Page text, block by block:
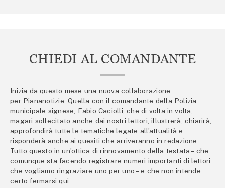
CHIEDI AL COMANDANTE
Inizia da questo mese una nuova collaborazione
per Piananotizie. Quella con il comandante della Polizia
municipale signese, Fabio Caciolli, che di volta in volta,
magari sollecitato anche dai nostri lettori, illustrerà, chiarirà,
approfondirà tutte le tematiche legate all’attualità e
risponderà anche ai quesiti che arriveranno in redazione.
Tutto questo in un’ottica di rinnovamento della testata – che
comunque sta facendo registrare numeri importanti di lettori
che vogliamo ringraziare uno per uno – e che non intende
certo fermarsi qui.